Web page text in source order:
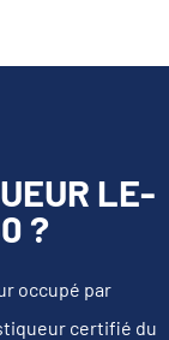
LE-
?
occupé par
certifié du